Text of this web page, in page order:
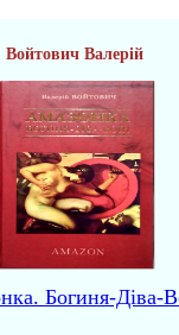
Войтович Валерій
Богиня-Діва-